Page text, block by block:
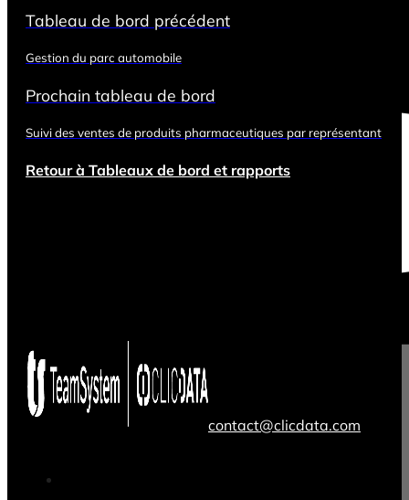
Tableau de bord précédent
Gestion du parc automobile
Prochain tableau de bord
Suivi des ventes de produits pharmaceutiques par représentant
Retour à Tableaux de bord et rapports
contact@clicdata.com